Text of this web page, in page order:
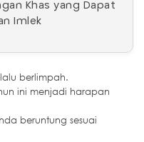
Khas yang Dapat
Imlek
berlimpah.
ini menjadi harapan
beruntung sesuai